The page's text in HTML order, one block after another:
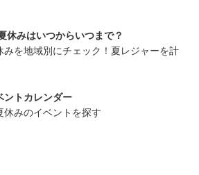
休みはいつからいつまで？
みを地域別にチェック！夏レジャーを計
ントカレンダー
休みのイベントを探す